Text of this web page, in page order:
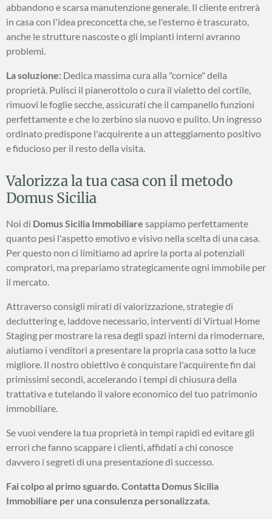
abbandono e scarsa manutenzione generale. Il cliente entrerà
in casa con l'idea preconcetta che, se l'esterno è trascurato,
anche le strutture nascoste o gli impianti interni avranno
problemi.
La soluzione: Dedica massima cura alla "cornice" della
proprietà. Pulisci il pianerottolo o cura il vialetto del cortile,
rimuovi le foglie secche, assicurati che il campanello funzioni
perfettamente e che lo zerbino sia nuovo e pulito. Un ingresso
ordinato predispone l'acquirente a un atteggiamento positivo
e fiducioso per il resto della visita.
Valorizza la tua casa con il metodo
Domus Sicilia
Noi di Domus Sicilia Immobiliare sappiamo perfettamente
quanto pesi l'aspetto emotivo e visivo nella scelta di una casa.
Per questo non ci limitiamo ad aprire la porta ai potenziali
compratori, ma prepariamo strategicamente ogni immobile per
il mercato.
Attraverso consigli mirati di valorizzazione, strategie di
decluttering e, laddove necessario, interventi di Virtual Home
Staging per mostrare la resa degli spazi interni da rimodernare,
aiutiamo i venditori a presentare la propria casa sotto la luce
migliore. Il nostro obiettivo è conquistare l'acquirente fin dai
primissimi secondi, accelerando i tempi di chiusura della
trattativa e tutelando il valore economico del tuo patrimonio
immobiliare.
Se vuoi vendere la tua proprietà in tempi rapidi ed evitare gli
errori che fanno scappare i clienti, affidati a chi conosce
davvero i segreti di una presentazione di successo.
Fai colpo al primo sguardo. Contatta Domus Sicilia
Immobiliare per una consulenza personalizzata.